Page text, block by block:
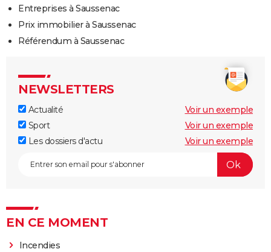
Entreprises à Saussenac
Prix immobilier à Saussenac
Référendum à Saussenac
NEWSLETTERS
Actualité
Voir un exemple
Sport
Voir un exemple
Les dossiers d'actu
Voir un exemple
EN CE MOMENT
Incendies